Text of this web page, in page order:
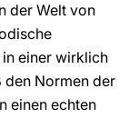
der Welt von
einer wirklich
den Normen der
einen echten